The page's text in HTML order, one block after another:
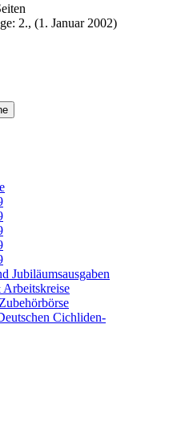
2., (1. Januar 2002)
Jubiläumsausgaben
Cichliden-